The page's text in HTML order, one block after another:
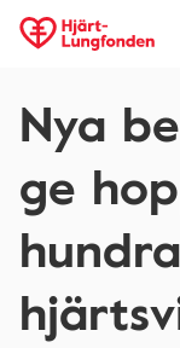
Nya
ge